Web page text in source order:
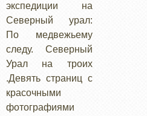
экспедиции на
Северный урал:
По медвежьему
следу. Северный
Урал на троих
.Девять страниц с
красочными
фотографиями